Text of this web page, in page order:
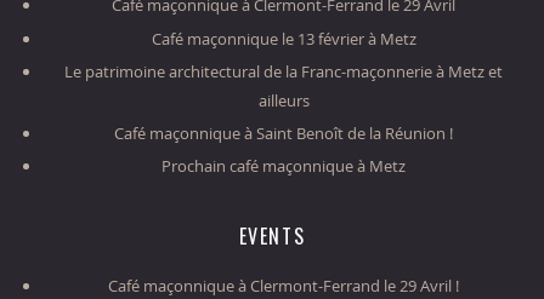
Café maçonnique à Clermont-Ferrand le 29 Avril
Café maçonnique le 13 février à Metz
Le patrimoine architectural de la Franc-maçonnerie à Metz et
ailleurs
Café maçonnique à Saint Benoît de la Réunion !
Prochain café maçonnique à Metz
EVENTS
Café maçonnique à Clermont-Ferrand le 29 Avril !